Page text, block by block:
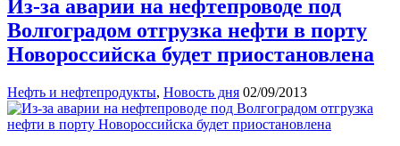
Из-за аварии на нефтепроводе под
Волгоградом отгрузка нефти в порту
Новороссийска будет приостановлена
Нефть и нефтепродукты, Новость дня 02/09/2013